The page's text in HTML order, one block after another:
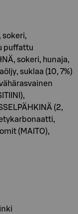
sokeri,
puffattu
sokeri, hunaja,
suklaa (10, 7%)
(2,
(MAITO),